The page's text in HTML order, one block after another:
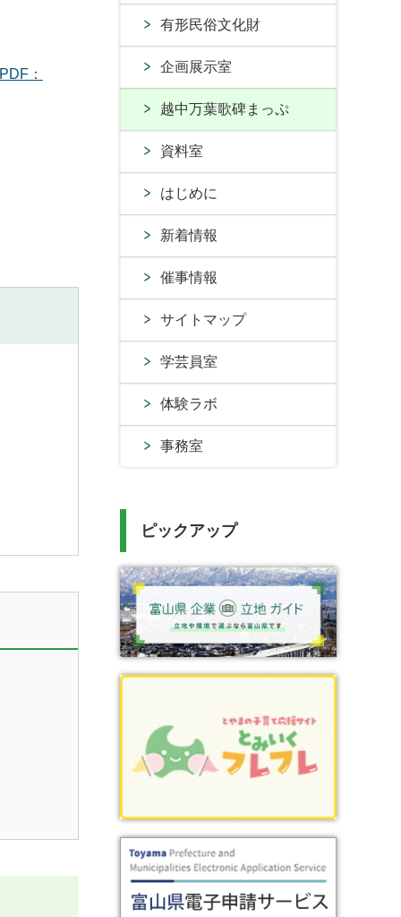
：
有形民俗文化財
企画展示室
越中万葉歌碑まっぷ
資料室
はじめに
新着情報
催事情報
サイトマップ
学芸員室
体験ラボ
事務室
ピックアップ